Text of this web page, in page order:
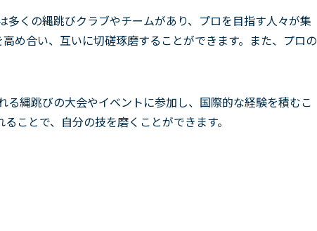
多くの縄跳びクラブやチームがあり、プロを目指す人々が集
め合い、互いに切磋琢磨することができます。また、プロの
る縄跳びの大会やイベントに参加し、国際的な経験を積むこ
ことで、自分の技を磨くことができます。